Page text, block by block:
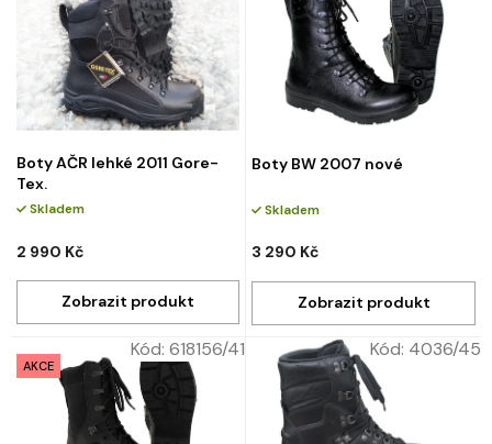
Boty AČR lehké 2011 Gore-
Tex.
Skladem
2 990 Kč
Boty BW 2007 nové
Skladem
3 290 Kč
AKCE
Kód: 618156/41 Kód: 4036/45